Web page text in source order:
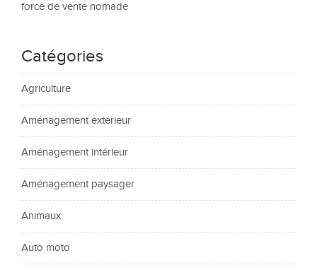
force de vente nomade
Catégories
Agriculture
Aménagement extérieur
Aménagement intérieur
Aménagement paysager
Animaux
Auto moto